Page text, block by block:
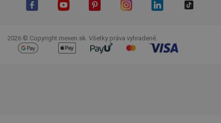
2026 © Copyright mexen.sk. Všetky práva vyhradené.